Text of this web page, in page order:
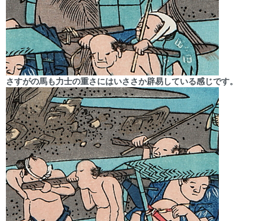
さすがの馬も力士の重さにはいささか辟易している感じです。